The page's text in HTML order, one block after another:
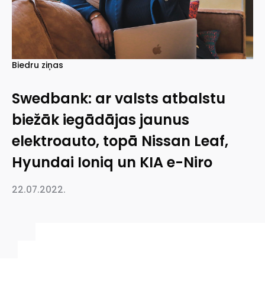
Biedru ziņas
Swedbank: ar valsts atbalstu
biežāk iegādājas jaunus
elektroauto, topā Nissan Leaf,
Hyundai Ioniq un KIA e-Niro
22.07.2022.